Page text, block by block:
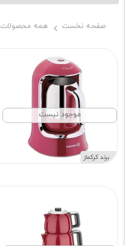
صفحه نخست همه محصولات
موجود نیست
برند کرکماز